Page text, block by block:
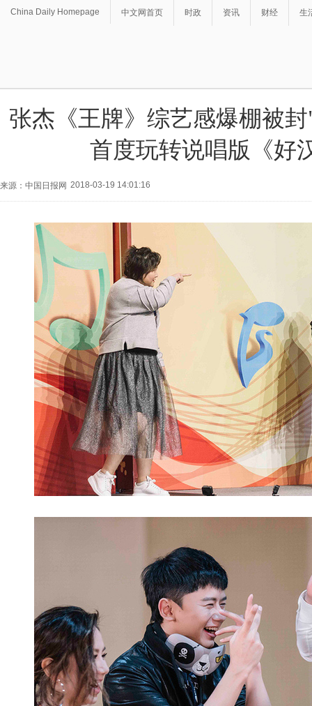
China Daily Homepage 中文网首页 时政 资讯 财经 生
张杰《王牌》综艺感爆棚被
首度玩转说唱版《好
来源：中国日报网 2018-03-19 14:01:16